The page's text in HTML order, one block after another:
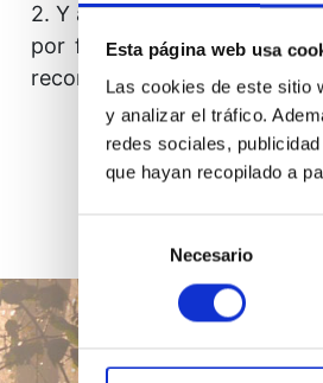
Esta página web usa
Las cookies de este sitio
y analizar el tráfico.
redes sociales,
que hayan recopilado a
consentimiento
Necesario
2. Y así caminamos en paz,
por fin la Voz que habla
reconocemos, puesto que